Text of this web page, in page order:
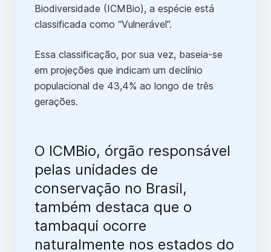
Biodiversidade (ICMBio), a espécie está
classificada como “Vulnerável”.
Essa classificação, por sua vez, baseia-se
em projeções que indicam um declínio
populacional de 43,4% ao longo de três
gerações.
O ICMBio, órgão responsável
pelas unidades de
conservação no Brasil,
também destaca que o
tambaqui ocorre
naturalmente nos estados do